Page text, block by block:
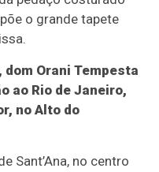
o grande tapete
dom Orani Tempesta
ao Rio de Janeiro,
no Alto do
Sant’Ana, no centro